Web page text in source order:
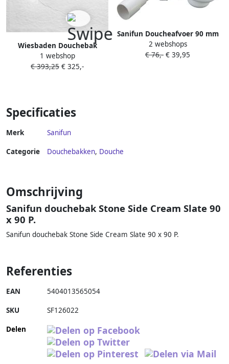
Wiesbaden Douchebak
Stonea Antislip Composiet
80x90x3 cm Inkortbaar Mat
1 webshop
€ 393,25 € 325,-
Sanifun Doucheafvoer 90 mm
chroom– geschikt voor
Stonea douchebakken
2 webshops
€ 76,- € 39,95
Specificaties
Merk Sanifun
Categorie Douchebakken, Douche
Omschrijving
Sanifun douchebak Stone Side Cream Slate 90
x 90 P.
Sanifun douchebak Stone Side Cream Slate 90 x 90 P.
Referenties
EAN 5404013565054
SKU SF126022
Delen